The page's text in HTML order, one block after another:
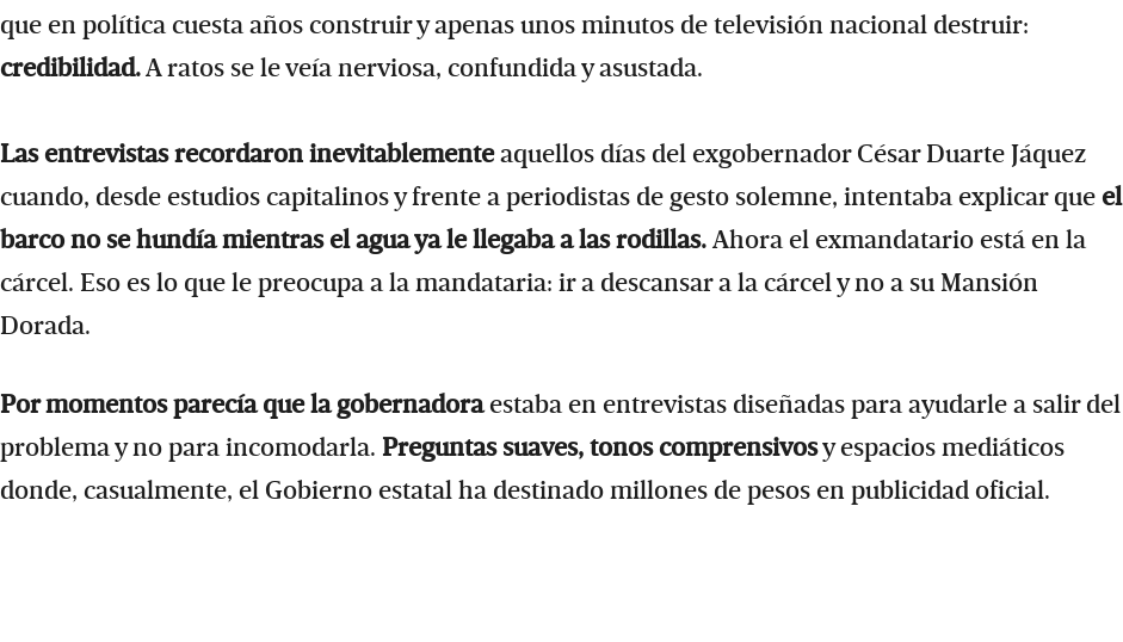
que en política cuesta años construir y apenas unos minutos de televisión nacional destruir:
credibilidad.A ratos se le veía nerviosa, confundida y asustada.
Las entrevistas recordaron inevitablementeaquellos días del exgobernador César Duarte Jáquez
cuando, desde estudios capitalinos y frente a periodistas de gesto solemne, intentaba explicar queel
barco no se hundía mientras el agua ya le llegaba a las rodillas.Ahora el exmandatario está en la
cárcel. Eso es lo que le preocupa a la mandataria: ir a descansar a la cárcel y no a su Mansión
Dorada.
Por momentos parecía que la gobernadoraestaba en entrevistas diseñadas para ayudarle a salir del
problema y no para incomodarla. Preguntas suaves, tonos comprensivosy espacios mediáticos
donde, casualmente, el Gobierno estatal ha destinado millones de pesos en publicidad oficial.